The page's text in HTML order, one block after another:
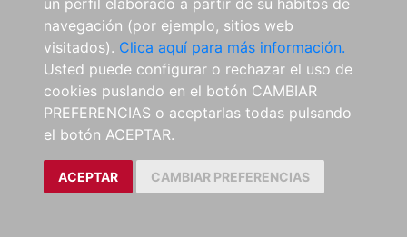
un perfil elaborado a partir de su hábitos de
navegación (por ejemplo, sitios web
visitados). Clica aquí para más información.
Usted puede configurar o rechazar el uso de
cookies puslando en el botón CAMBIAR
PREFERENCIAS o aceptarlas todas pulsando
el botón ACEPTAR.
ACEPTAR CAMBIAR PREFERENCIAS